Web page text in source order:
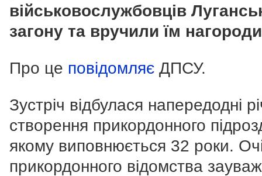
військовослужбовців
загону та вручили їм
Про це повідомляє ДПСУ.
Зустріч відбулася напередодні
створення прикордонного
якому виповнюється 32 роки.
прикордонного відомства